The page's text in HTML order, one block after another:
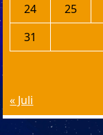
24
25
31
« Juli